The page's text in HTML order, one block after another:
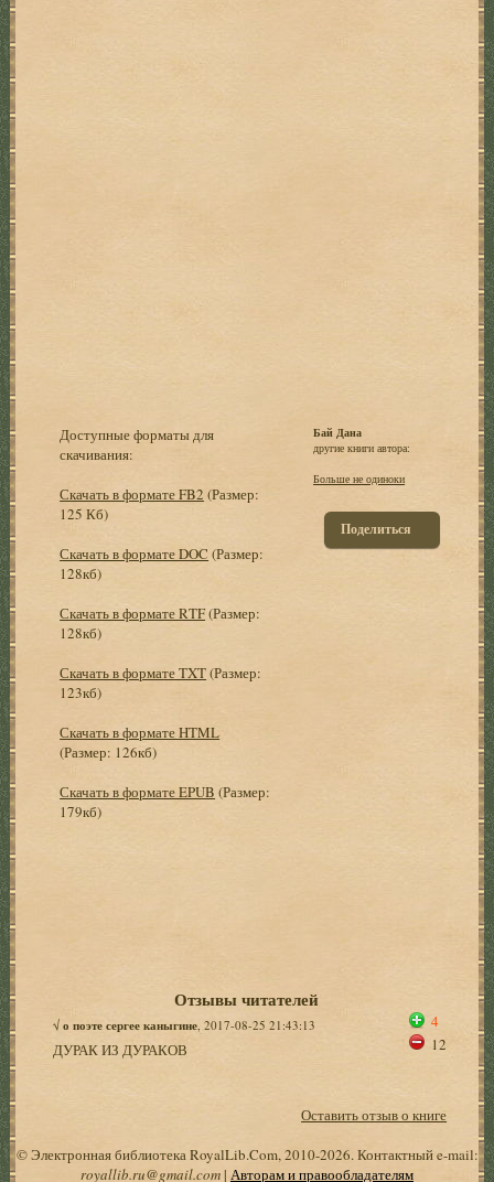
Доступные форматы для
скачивания:
Скачать в формате FB2 (Размер:
125 Кб)
Скачать в формате DOC (Размер:
128кб)
Скачать в формате RTF(Размер:
128кб)
Скачать в формате TXT(Размер:
123кб)
Скачать в формате HTML
(Размер: 126кб)
Скачать в формате EPUB (Размер:
179кб)
Бай Дана
другие книги автора:
Больше не одиноки
Поделиться
Отзывы читателей
√о поэте сергее каныгине , 2017-08-25 21:43:13
ДУРАК ИЗ ДУРАКОВ
4
12
Оставить отзыв о книге
© Электронная библиотека RoyalLib.Com, 2010-2026. Контактный e-mail:
royallib.ru@gmail.com| Авторам и правообладателям